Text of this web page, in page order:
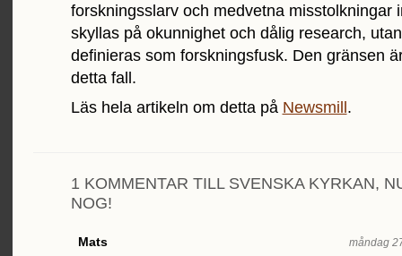
forskningsslarv och medvetna misstolkningar
skyllas på okunnighet och dålig research,
definieras som forskningsfusk. Den gränsen
detta fall.
Läs hela artikeln om detta på Newsmill.
1 KOMMENTAR TILL SVENSKA KYRKAN,
NOG!
Mats måndag